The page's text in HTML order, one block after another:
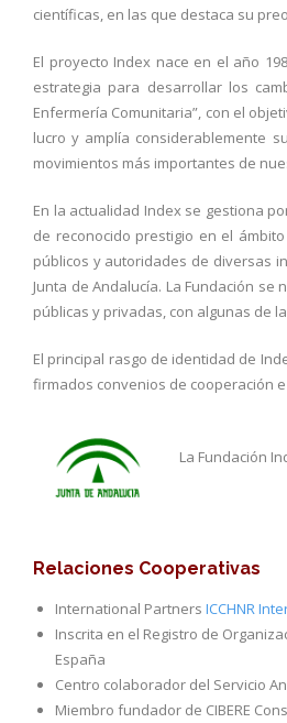
científicas, en las que destaca su
El proyecto Index nace en el año
estrategia para desarrollar los
Enfermería Comunitaria”, con el
lucro y amplía considerablemente
movimientos más importantes de
En la actualidad Index se gestiona
de reconocido prestigio en el
públicos y autoridades de diversas
Junta de Andalucía. La Fundación
públicas y privadas, con algunas de
El principal rasgo de identidad de
firmados convenios de cooperación
La Fundación
Relaciones Cooperativas
International Partners ICCHNR
Inscrita en el Registro de
España
Centro colaborador del Servicio
Miembro fundador de CIBERE